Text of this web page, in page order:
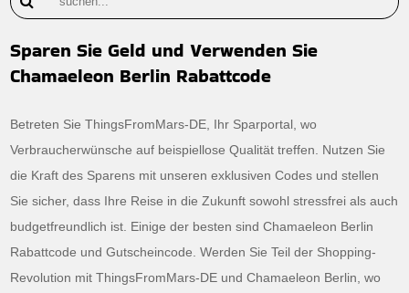
Sparen Sie Geld und Verwenden Sie
Chamaeleon Berlin Rabattcode
Betreten Sie ThingsFromMars-DE, Ihr Sparportal, wo
Verbraucherwünsche auf beispiellose Qualität treffen. Nutzen Sie
die Kraft des Sparens mit unseren exklusiven Codes und stellen
Sie sicher, dass Ihre Reise in die Zukunft sowohl stressfrei als auch
budgetfreundlich ist. Einige der besten sind Chamaeleon Berlin
Rabattcode und Gutscheincode. Werden Sie Teil der Shopping-
Revolution mit ThingsFromMars-DE und Chamaeleon Berlin, wo